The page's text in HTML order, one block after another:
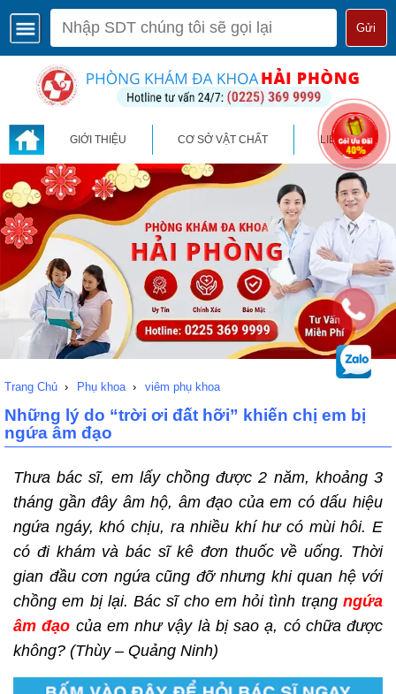
Gửi
GIỚI THIỆU CƠ SỞ VẬT CHẤT LIÊN HỆ
Trang Chủ › Phụ khoa › viêm phụ khoa
Những lý do “trời ơi đất hỡi” khiến chị em bị
ngứa âm đạo
Thưa bác sĩ, em lấy chồng được 2 năm, khoảng 3
tháng gần đây âm hộ, âm đạo của em có dấu hiệu
ngứa ngáy, khó chịu, ra nhiều khí hư có mùi hôi. E
có đi khám và bác sĩ kê đơn thuốc về uống. Thời
gian đầu cơn ngứa cũng đỡ nhưng khi quan hệ với
chồng em bị lại. Bác sĩ cho em hỏi tình trạng ngứa
âm đạo của em như vậy là bị sao ạ, có chữa được
không? (Thùy – Quảng Ninh)